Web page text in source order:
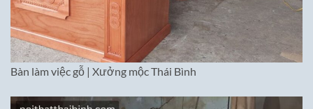
Bàn làm việc gỗ | Xưởng mộc Thái Bình